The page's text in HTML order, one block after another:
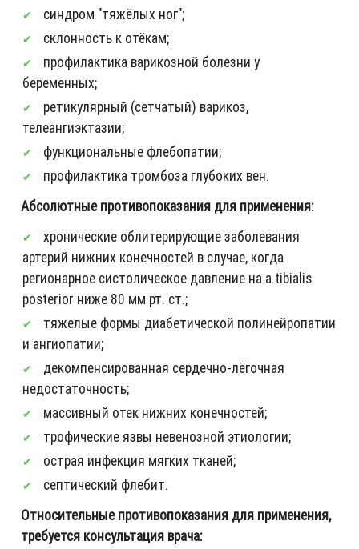
синдром "тяжёлых ног";
склонность к отёкам;
профилактика варикозной болезни у
беременных;
ретикулярный (сетчатый) варикоз,
телеангиэктазии;
функциональные флебопатии;
профилактика тромбоза глубоких вен.
Абсолютные противопоказания для применения:
хронические облитерирующие заболевания
артерий нижних конечностей в случае, когда
регионарное систолическое давление на a.tibialis
posterior ниже 80 мм рт. ст.;
тяжелые формы диабетической полинейропатии
и ангиопатии;
декомпенсированная сердечно-лёгочная
недостаточность;
массивный отек нижних конечностей;
трофические язвы невенозной этиологии;
острая инфекция мягких тканей;
септический флебит.
Относительные противопоказания для применения,
требуется консультация врача: